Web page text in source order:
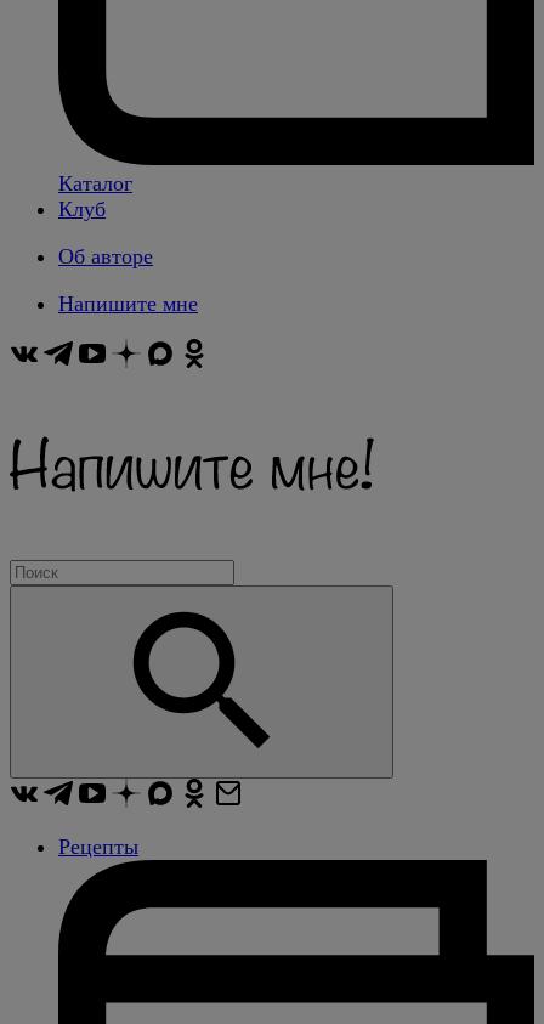
Каталог
Клуб
Об авторе
Напишите мне
Рецепты